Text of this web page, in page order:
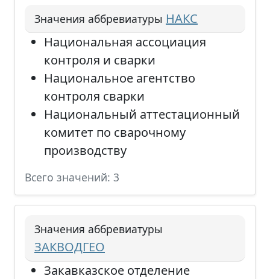
Значения аббревиатуры НАКС
Национальная ассоциация
контроля и сварки
Национальное агентство
контроля сварки
Национальный аттестационный
комитет по сварочному
производству
Всего значений: 3
Значения аббревиатуры
ЗАКВОДГЕО
Закавказское отделение